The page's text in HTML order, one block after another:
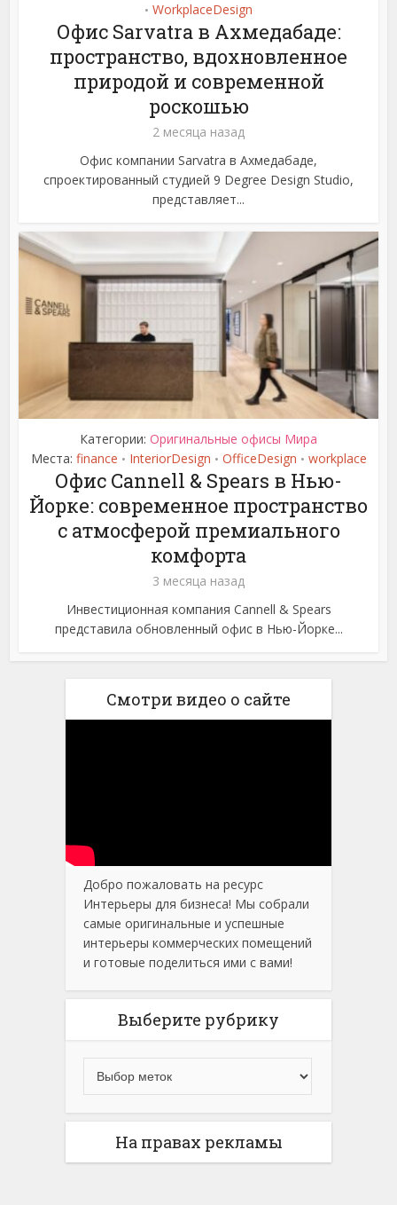
• WorkplaceDesign
Офис Sarvatra в Ахмедабаде:
пространство, вдохновленное
природой и современной
роскошью
2 месяца назад
Офис компании Sarvatra в Ахмедабаде,
спроектированный студией 9 Degree Design Studio,
представляет...
Категории: Оригинальные офисы Мира
Места: finance • InteriorDesign • OfficeDesign • workplace
Офис Cannell & Spears в Нью-
Йорке: современное пространство
с атмосферой премиального
комфорта
3 месяца назад
Инвестиционная компания Cannell & Spears
представила обновленный офис в Нью-Йорке...
Смотри видео о сайте
Добро пожаловать на ресурс
Интерьеры для бизнеса! Мы собрали
самые оригинальные и успешные
интерьеры коммерческих помещений
и готовые поделиться ими с вами!
Выберите рубрику
На правах рекламы